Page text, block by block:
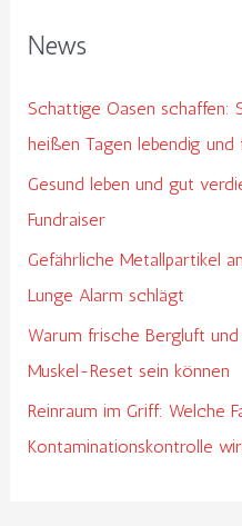
News
Schattige Oasen schaffen:
heißen Tagen lebendig und
Gesund leben und gut
Fundraiser
Gefährliche Metallpartikel
Lunge Alarm schlägt
Warum frische Bergluft
Muskel-Reset sein können
Reinraum im Griff: Welche
Kontaminationskontrolle